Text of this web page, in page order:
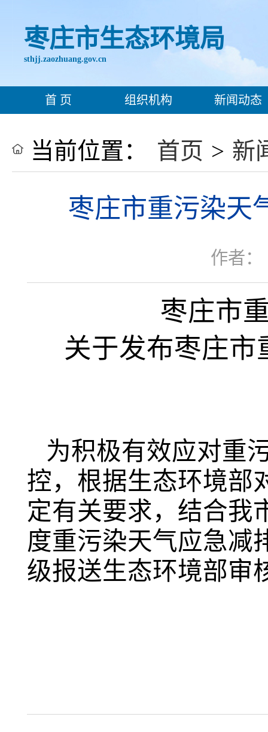
枣庄市生态环境局
sthjj.zaozhuang.gov.cn
首 页 组织机构 新闻动态
当前位置： 首页 > 新
枣庄市重污染天
作者：
枣庄市
关于发布枣庄市
为积极有效应对重
控，根据生态环境部
定有关要求，结合我
度重污染天气应急减
级报送生态环境部审